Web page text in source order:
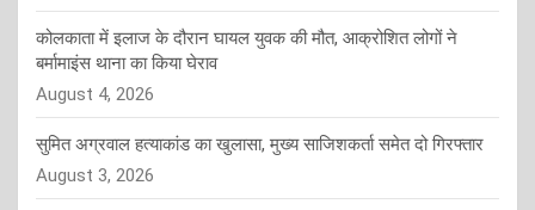
कोलकाता में इलाज के दौरान घायल युवक की मौत, आक्रोशित लोगों ने
बर्मामाइंस थाना का किया घेराव
August 4, 2026
सुमित अग्रवाल हत्याकांड का खुलासा, मुख्य साजिशकर्ता समेत दो गिरफ्तार
August 3, 2026